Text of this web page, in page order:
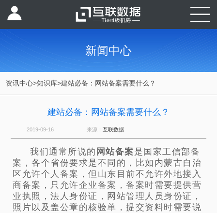
新闻中心
资讯中心>知识库>建站必备：网站备案需要什么？
建站必备：网站备案需要什么？
2019-09-16 来源： 互联数据
我们通常所说的 网站备案是国家工信部备
案，各个省份要求是不同的，比如内蒙古自治
区允许个人备案，但山东目前不允许外地接入
商备案，只允许企业备案，备案时需要提供营
业执照，法人身份证，网站管理人员身份证，
照片以及盖公章的核验单，提交资料时需要说